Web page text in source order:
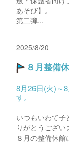
あそび】。
第二弾...
2025/8/20
８月整備
8月26日(火)～
す。
いつもいわて子
りがとうござい
８月の整備休